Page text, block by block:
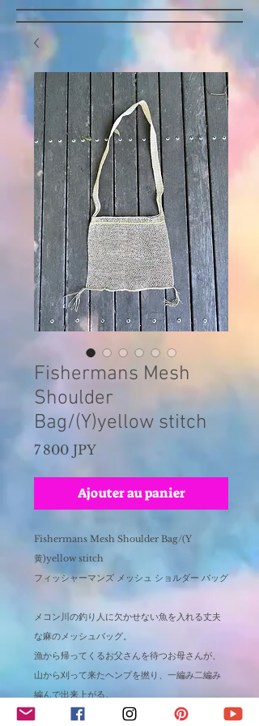
Fishermans Mesh
Shoulder
Bag/(Y)yellow stitch
7 800 JPYPrix
Ajouter au panier
Fishermans Mesh Shoulder Bag/(Y
黄)yellow stitch
フィッシャーマンズ メッシュ ショルダー バッグ
メコン川の釣り人に欠かせない魚を入れる丈夫
な麻のメッシュバッグ。
漁から帰ってくるお父さんを待つお母さんが、
山から刈って来たヘンプを撚り、一編み二編み
編んで出来上がる。
木ノ実やハーブ、野菜を入れたり、お弁当を入